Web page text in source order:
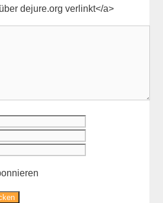
dejure.org verlinkt</a>